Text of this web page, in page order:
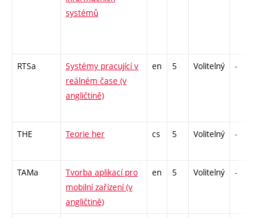
systémů
RTSa
Systémy pracující v
reálném čase (v
angličtině)
en 5 Volitelný -
THE Teorie her cs 5 Volitelný -
TAMa
Tvorba aplikací pro
mobilní zařízení (v
angličtině)
en 5 Volitelný -